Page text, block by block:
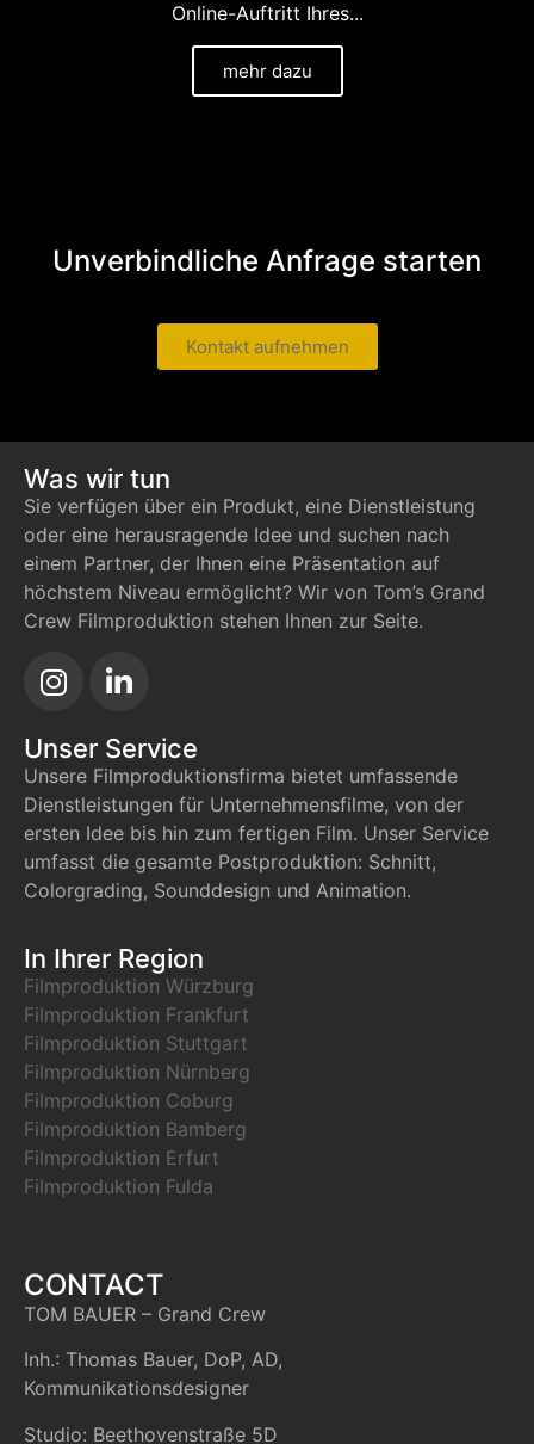
Online-Auftritt Ihres...
mehr dazu
Unverbindliche Anfrage starten
Kontakt aufnehmen
Was wir tun
Sie verfügen über ein Produkt, eine Dienstleistung
oder eine herausragende Idee und suchen nach
einem Partner, der Ihnen eine Präsentation auf
höchstem Niveau ermöglicht? Wir von Tom’s Grand
Crew Filmproduktion stehen Ihnen zur Seite.
Unser Service
Unsere Filmproduktionsfirma bietet umfassende
Dienstleistungen für Unternehmensfilme, von der
ersten Idee bis hin zum fertigen Film. Unser Service
umfasst die gesamte Postproduktion: Schnitt,
Colorgrading, Sounddesign und Animation.
In Ihrer Region
Filmproduktion Würzburg
Filmproduktion Frankfurt
Filmproduktion Stuttgart
Filmproduktion Nürnberg
Filmproduktion Coburg
Filmproduktion Bamberg
Filmproduktion Erfurt
Filmproduktion Fulda
CONTACT
TOM BAUER – Grand Crew
Inh.: Thomas Bauer, DoP, AD,
Kommunikationsdesigner
Studio: Beethovenstraße 5D